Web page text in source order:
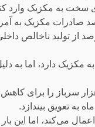
سخت به مکزیک وارد
مکزیک از آمریکا تامین می‌شود و
مکزیک دارد، اما به
پس از آنکه در ماه فوریه
می‌کند، اما این